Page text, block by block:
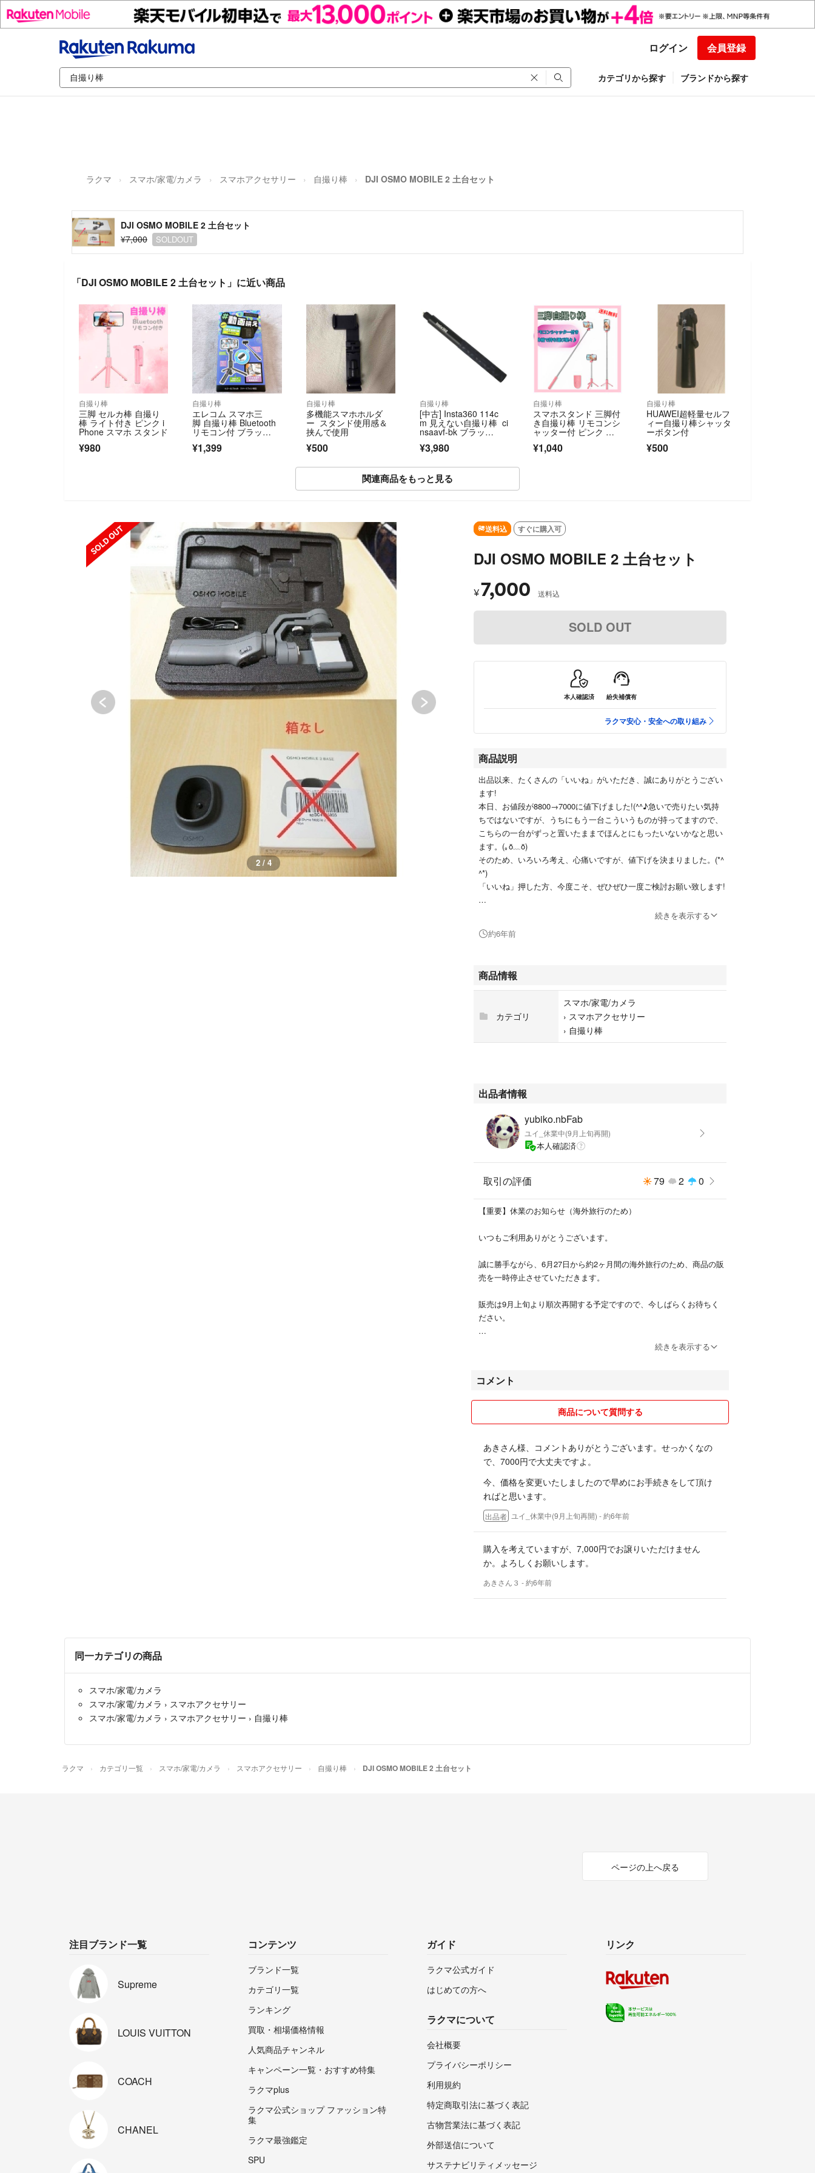
ログイン 会員登録
カテゴリから探す ブランドから探す
ラクマ スマホ/家電/カメラ スマホアクセサリー 自撮り棒 DJI OSMO MOBILE 2 土台セット
DJI OSMO MOBILE 2 土台セット
¥7,000
SOLDOUT
「DJI OSMO MOBILE 2 土台セット」に近い商品
自撮り棒
三脚 セルカ棒 自撮り
棒 ライト付き ピンク i
Phone スマホ スタンド
¥980
自撮り棒
エレコム スマホ三
脚 自撮り棒 Bluetooth
リモコン付 ブラッ
ク 未使用
¥1,399
自撮り棒
多機能スマホホルダ
ー スタンド使用感＆
挟んで使用
¥500
自撮り棒
[中古] Insta360 114c
m 見えない自撮り棒 ci
nsaavf-bk ブラッ
ク [良い(B)]
¥3,980
自撮り棒
スマホスタンド 三脚付
き自撮り棒 リモコンシ
ャッター付 ピンク 新
品未使用 三脚
¥1,040
自撮り棒
HUAWEI超軽量セルフ
ィー自撮り棒シャッタ
ーボタン付
¥500
関連商品をもっと見る
SOLD OUT SOLD OUT
3 / 4
送料込 すぐに購入可
DJI OSMO MOBILE 2 土台セット
¥7,000 送料込
SOLD OUT
本人確認済 紛失補償有
ラクマ安心・安全への取り組み
商品説明
出品以来、たくさんの「いいね」がいただき、誠にありがとうござい
ます!
本日、お値段が8800→7000に値下げました!(^^♪急いで売りたい気持
ちではないですが、うちにもう一台こういうものが持ってますので、
こちらの一台がずっと置いたままでほんとにもったいないかなと思い
ます。(｡ŏ﹏ŏ)
そのため、いろいろ考え、心痛いですが、値下げを決まりました。(*^
^*)
「いいね」押した方、今度こそ、ぜひぜひ一度ご検討お願い致します!
✿)ぜひご検討ください!
＊本体付属品：USBケーブル、箱、専用ケース、充電器、取扱説明書
などの付属品もすべて揃っています。
＊専用土台:DJI Osmo Mobile 2 - 専用土台 ベース、専用箱なし、ご理
＊動作確認済みです。
＊*使用頻度は少ないので、目立ったな傷なしにしておりますが、自宅
で保管しますので、ご理解のある方のみお願いいたします。
コメント不要で・即購入大歓迎です!(^^♪
続きを表示する
約6年前
商品情報
カテゴリ
スマホ/家電/カメラ
› スマホアクセサリー
› 自撮り棒
出品者情報
yubiko.nbFab
ユイ_休業中(9月上旬再開)
本人確認済
取引の評価 79 2 0
【重要】休業のお知らせ（海外旅行のため）
いつもご利用ありがとうございます。
誠に勝手ながら、6月27日から約2ヶ月間の海外旅行のため、商品の販
売を一時停止させていただきます。
販売は9月上旬より順次再開する予定ですので、今しばらくお待ちく
ださい。
ご心配なく、帰国後は新商品の追加・出品も予定しております！
突然の休業となり、お客様には大変ご迷惑をおかけいたしますが、何
卒ご理解いただけますようお願い申し上げます。
✨破格値下げ中!!断捨離出品中!
少し興味ありましたら、フォローして頂ければ嬉しいです。
こんにちは、東京在住のYuiと申します。(ʘᴗʘ✿)プロフィールをご覧
いただきありがとうございます。
♥ 趣味はビーズを収集、ブレスレットやバングルやアクセサリーなど
をDIYや集めるなので、断捨離のため、これから大量出品予定です。
▶▷ほかにはゲームソフト、パソコンやスマホ関連、コスメやアパレ
ルなども出品します。
✨まとめ購入は値下げ！
基本的に１日~２日内の発送となります。偶に遅れた場合ありますの
トラブルを避ける為、細部までこだわりのある方、神経質な方はご購
気持ちの良い取引ができるよう心掛けますので、よろしくお願いしま
続きを表示する
コメント
商品について質問する
あきさん様、コメントありがとうございます。せっかくなの
で、7000円で大丈夫ですよ。
今、価格を変更いたしましたので早めにお手続きをして頂け
ればと思います。
出品者 ユイ_休業中(9月上旬再開) - 約6年前
購入を考えていますが、7,000円でお譲りいただけません
か。よろしくお願いします。
あきさん３ - 約6年前
同一カテゴリの商品
スマホ/家電/カメラ
スマホ/家電/カメラ › スマホアクセサリー
スマホ/家電/カメラ › スマホアクセサリー › 自撮り棒
ラクマ カテゴリ一覧 スマホ/家電/カメラ スマホアクセサリー 自撮り棒 DJI OSMO MOBILE 2 土台セット
ページの上へ戻る
注目ブランド一覧
Supreme
LOUIS VUITTON
COACH
CHANEL
コンテンツ
ブランド一覧
カテゴリ一覧
ランキング
買取・相場価格情報
人気商品チャンネル
キャンペーン一覧・おすすめ特集
ラクマplus
ラクマ公式ショップ ファッション特
集
ラクマ最強鑑定
SPU
ガイド
ラクマ公式ガイド
はじめての方へ
ラクマについて
会社概要
プライバシーポリシー
利用規約
特定商取引法に基づく表記
古物営業法に基づく表記
外部送信について
サステナビリティメッセージ
リンク